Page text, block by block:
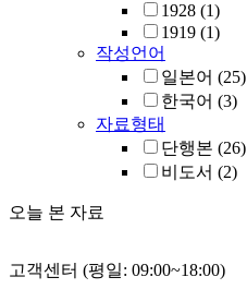
1928 (1)
1919 (1)
작성언어
일본어 (25)
한국어 (3)
자료형태
단행본 (26)
비도서 (2)
오늘 본 자료
고객센터 (평일: 09:00~18:00)